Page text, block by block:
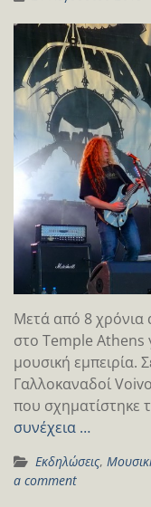
Μετά από 8 χρόνια
στο Temple Athens
μουσική εμπειρία.
Γαλλοκαναδοί
που σχηματίστηκε
συνέχεια …
Εκδηλώσεις,
a comment